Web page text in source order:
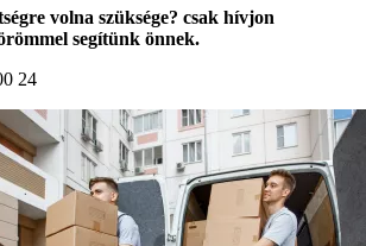
volna szüksége? csak hívjon
segítünk önnek.
24